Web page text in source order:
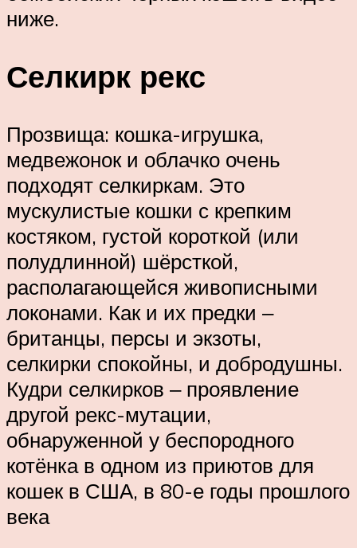
ниже.
Селкирк рекс
Прозвища: кошка-игрушка,
медвежонок и облачко очень
подходят селкиркам. Это
мускулистые кошки с крепким
костяком, густой короткой (или
полудлинной) шёрсткой,
располагающейся живописными
локонами. Как и их предки ‒
британцы, персы и экзоты,
селкирки спокойны, и добродушны.
Кудри селкирков ‒ проявление
другой рекс-мутации,
обнаруженной у беспородного
котёнка в одном из приютов для
кошек в США, в 80-е годы прошлого
века